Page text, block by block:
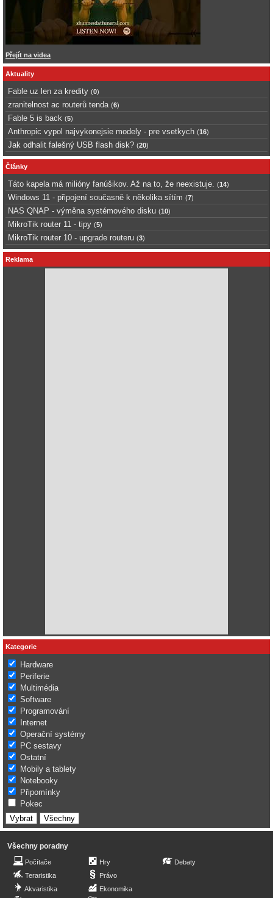
Přejít na videa
Aktuality
Fable uz len za kredity (0)
zranitelnost ac routerů tenda (6)
Fable 5 is back (5)
Anthropic vypol najvykonejsie modely - pre vsetkych (16)
Jak odhalit falešný USB flash disk? (20)
Články
Táto kapela má milióny fanúšikov. Až na to, že neexistuje. (14)
Windows 11 - připojení současně k několika sítím (7)
NAS QNAP - výměna systémového disku (10)
MikroTik router 11 - tipy (5)
MikroTik router 10 - upgrade routeru (3)
Reklama
Kategorie
Hardware
Periferie
Multimédia
Software
Programování
Internet
Operační systémy
PC sestavy
Ostatní
Mobily a tablety
Notebooky
Připomínky
Pokec
Všechny poradny
Počítače
Teraristika
Akvaristika
Hry
Právo
Ekonomika
Debaty